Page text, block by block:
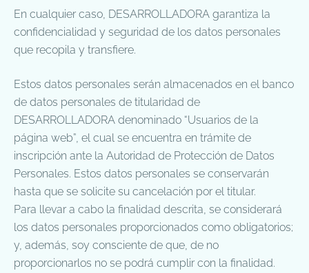
En cualquier caso, DESARROLLADORA garantiza la
confidencialidad y seguridad de los datos personales
que recopila y transfiere.
Estos datos personales serán almacenados en el banco
de datos personales de titularidad de
DESARROLLADORA denominado “Usuarios de la
página web”, el cual se encuentra en trámite de
inscripción ante la Autoridad de Protección de Datos
Personales. Estos datos personales se conservarán
hasta que se solicite su cancelación por el titular.
Para llevar a cabo la finalidad descrita, se considerará
los datos personales proporcionados como obligatorios;
y, además, soy consciente de que, de no
proporcionarlos no se podrá cumplir con la finalidad.